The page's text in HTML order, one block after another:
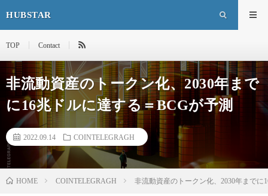
HUBSTAR
TOP Contact
非流動資産のトークン化、2030年まで
に16兆ドルに達する＝BCGが予測
2022.09.14 COINTELEGRAGH
HOME COINTELEGRAGH 非流動資産のトークン化、2030年までに